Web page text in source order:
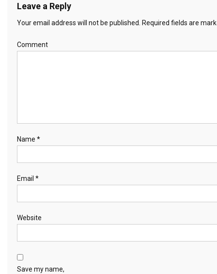
Leave a Reply
Your email address will not be published. Required fields are
Comment
Name *
Email *
Website
Save my name,